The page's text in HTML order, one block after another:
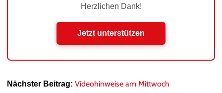
Herzlichen Dank!
Jetzt unterstützen
Nächster Beitrag: Videohinweise am Mittwoch